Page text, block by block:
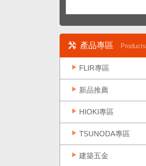
產品專區 Products
FLIR專區
新品推薦
HIOKI專區
TSUNODA專區
建築五金